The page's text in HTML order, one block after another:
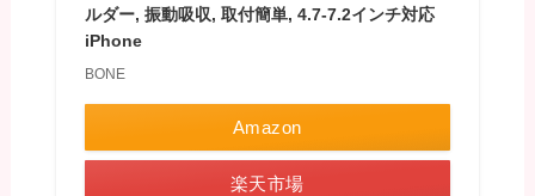
ルダー, 振動吸収, 取付簡単, 4.7-7.2インチ対応
iPhone
BONE
Amazon
楽天市場